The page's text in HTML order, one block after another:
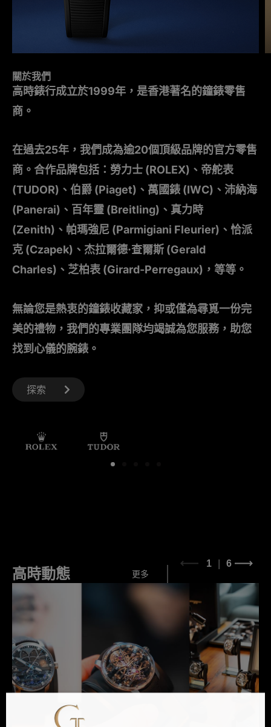
關於我們
高時錶行成立於1999年，是香港著名的鐘錶零售
商。
在過去25年，我們成為逾20個頂級品牌的官方零售
商。合作品牌包括：勞力士 (ROLEX)、帝舵表
(TUDOR)、伯爵 (Piaget)、萬國錶 (IWC)、沛納海
(Panerai)、百年靈 (Breitling)、真力時
(Zenith)、帕瑪強尼 (Parmigiani Fleurier)、恰派
克 (Czapek)、杰拉爾德·查爾斯 (Gerald
Charles)、芝柏表 (Girard-Perregaux)，等等。
無論您是熱衷的鐘錶收藏家，抑或僅為尋覓一份完
美的禮物，我們的專業團隊均竭誠為您服務，助您
找到心儀的腕錶。
探索
高時動態 更多
1 6